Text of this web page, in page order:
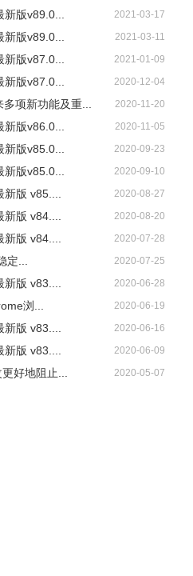
版v89.0... 2021-03-17
版v89.0... 2021-03-11
版v87.0... 2021-01-09
版v87.0... 2020-12-04
项新功能及重... 2020-11-20
版v86.0... 2020-11-05
版v85.0... 2020-09-23
版v85.0... 2020-09-10
版 v85.... 2020-08-27
版 v84.... 2020-08-20
版 v84.... 2020-07-28
... 2020-07-25
版 v83.... 2020-06-28
浏... 2020-06-19
版 v83.... 2020-06-16
版 v83.... 2020-06-09
好地阻止... 2020-05-07